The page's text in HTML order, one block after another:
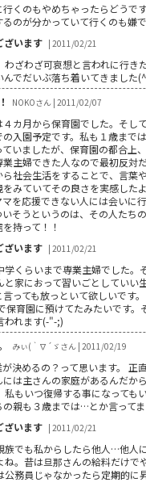
くのもやめちゃったらどうで
のが分かっていて行くのも嫌で
ざいます | 2011/02/21
わざわざ可哀想と言われに行き
んでだいぶ落ち着いてきました
NOKOさん | 2011/02/07
カ月から保育園でした。そし
の入園予定です。私も１歳まで
いましたが、保育園の都合上
主婦できた人なので最初反対
ら社会生活をすることで、言葉
みていてその良さを実感したよ
を応援できない人には会いに
いそうというのは、その人たち
持って！！
ざいます | 2011/02/21
学くらいまで専業主婦でした。
と家におって習いごとしていい
っても放っといて欲しいです
保育園に預けてたみたいです。
われます(-"-;)
みぃ(｀∇´ゞさん | 2011/02/19
決めるの？って思います。 正
には主さんの家庭があるんだか
私もいつ復帰する事になっても
の親も３歳までは…とか言ってま
ざいます | 2011/02/21
族でも私からしたら他人…他人
ね。昔は旦那さんの給料だけで
公務員じゃなかったら定期的に